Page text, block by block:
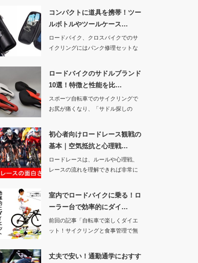
コンパクトに道具を携帯！ツー
ルボトルやツールケース…
ロードバイク、クロスバイクでのサ
イクリングにはパンク修理セットな
ロードバイクのサドルブランド
10選！特徴と性能を比…
スポーツ自転車でのサイクリングで
お尻が痛くなり、「サドル探しの
初心者向けロードレース観戦の
基本｜空気抵抗と心理戦…
ロードレースは、ルールや心理戦、
レースの流れを理解できれば非常に
室内でロードバイクに乗る！ロ
ーラー台で効率的にダイ…
前回の記事「自転車で楽しくダイエ
ット！サイクリングと食事管理で無
丈夫で安い！通勤通学におすす